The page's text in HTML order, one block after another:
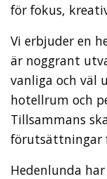
för fokus,
Vi erbjuder en
är noggrant
vanliga och väl
hotellrum och
Tillsammans
förutsättningar
Hedenlunda